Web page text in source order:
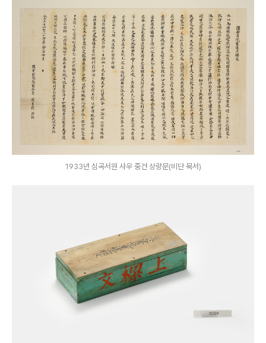
1933년 심곡서원 사우 중건 상량문(비단 묵서)